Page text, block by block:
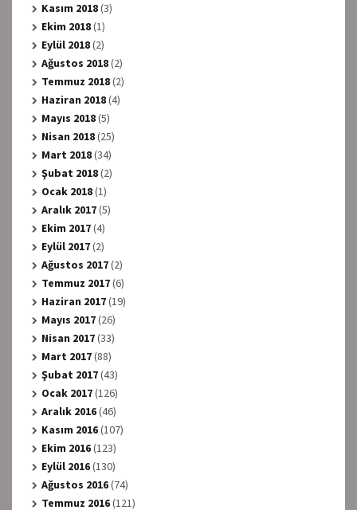
Kasım 2018(3)
Ekim 2018(1)
Eylül 2018(2)
Ağustos 2018(2)
Temmuz 2018(2)
Haziran 2018(4)
Mayıs 2018(5)
Nisan 2018(25)
Mart 2018(34)
Şubat 2018(2)
Ocak 2018(1)
Aralık 2017(5)
Ekim 2017(4)
Eylül 2017(2)
Ağustos 2017(2)
Temmuz 2017(6)
Haziran 2017(19)
Mayıs 2017(26)
Nisan 2017(33)
Mart 2017(88)
Şubat 2017(43)
Ocak 2017(126)
Aralık 2016(46)
Kasım 2016(107)
Ekim 2016(123)
Eylül 2016(130)
Ağustos 2016(74)
Temmuz 2016(121)